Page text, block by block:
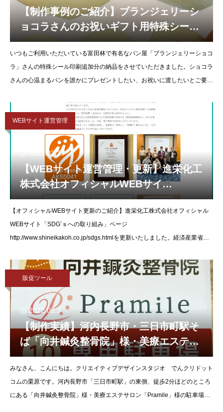
【制作事例のご紹介】ブランジェリーシ
ョコラさんのお祝いギフト用特殊シール
を印刷・納品させていただきました。
いつもご利用いただいている富田林で有名なパン屋「ブランジェリーショコ
ラ」さんの特殊シール印刷追加分の納品をさせていただきました。ショコラ
さんの心温まるパンを誰かにプレゼントしたい、お祝いに渡したいとご要望
WEBサイト運営管理
2022.03.15
【WEBサイト運営管理・更新】進栄化工
株式会社オフィシャルWEBサイ
ト,Facebookを更新いたしました。
【オフィシャルWEBサイト更新のご紹介】進栄化工株式会社オフィシャル
WEBサイト「SDG’ｓへの取り組み」ページ
http://www.shineikakoh.co.jp/sdgs.htmlを更新いたしました。経済産業省と
販促ツール
2022.02.3
【制作実績】河内長野市・三日市町駅そ
ば「向井鍼灸整骨院」様・美療エステサ
ロン「Pramile」様の駐車場看板を制
作・納品させていただきました。
みなさん、こんにちは。クリエイティブデザインスタジオ でんクリドット
コムの栗原です。河内長野市「三日市町駅」の東側、徒歩2分ほどのところ
にある「向井鍼灸整骨院」様・美療エステサロン「Pramile」様の駐車場看